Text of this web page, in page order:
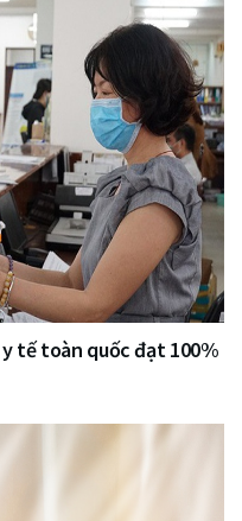
tế toàn quốc đạt 100%